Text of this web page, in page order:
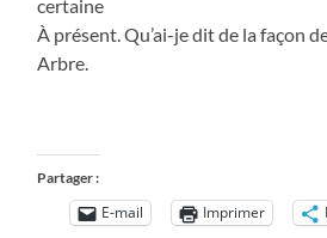
certaine
À présent. Qu’ai-je dit de la façon
Arbre.
Partager :
E-mail Imprimer